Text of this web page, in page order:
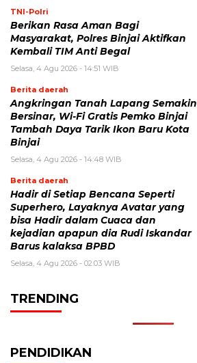
TNI-Polri
Berikan Rasa Aman Bagi
Masyarakat, Polres Binjai Aktifkan
Kembali TIM Anti Begal
Selasa, 4 Agu 2026 - 14:51 WIB
Berita daerah
Angkringan Tanah Lapang Semakin
Bersinar, Wi-Fi Gratis Pemko Binjai
Tambah Daya Tarik Ikon Baru Kota
Binjai
Selasa, 4 Agu 2026 - 14:48 WIB
Berita daerah
Hadir di Setiap Bencana Seperti
Superhero, Layaknya Avatar yang
bisa Hadir dalam Cuaca dan
kejadian apapun dia Rudi Iskandar
Barus kalaksa BPBD
Selasa, 4 Agu 2026 - 02:03 WIB
TRENDING
PENDIDIKAN